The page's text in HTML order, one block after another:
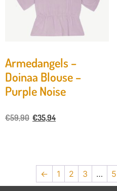
Armedangels –
Doinaa Blouse –
Purple Noise
€59,90 €35,94
← 1 2 3 … 5